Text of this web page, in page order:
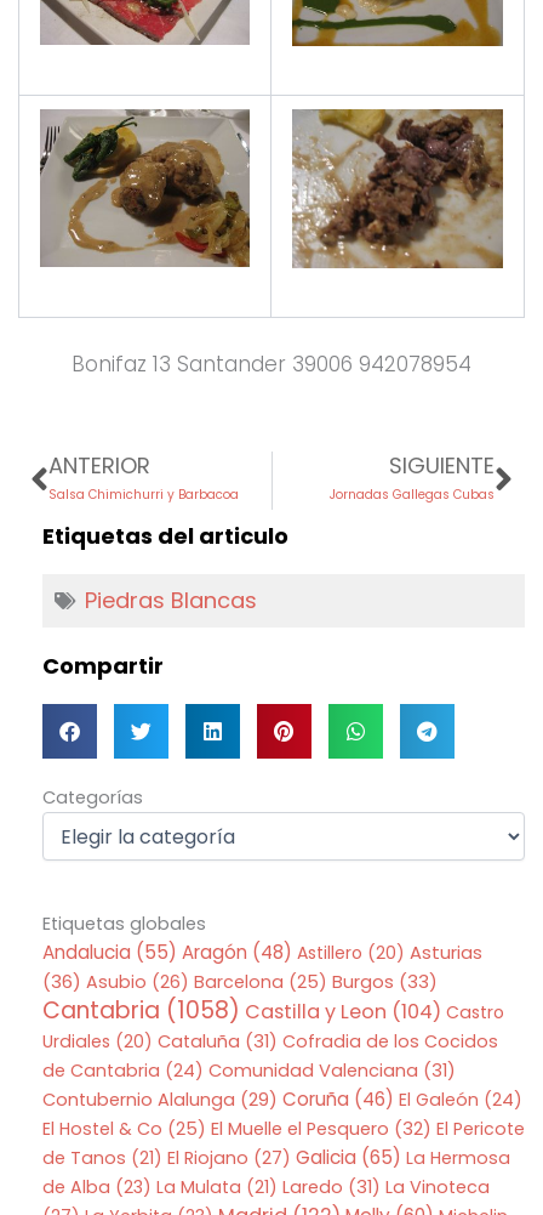
Bonifaz 13 Santander 39006 942078954
Prev
ANTERIOR
Salsa Chimichurri y Barbacoa
SIGUIENTE
Jornadas Gallegas Cubas
Etiquetas del articulo
Piedras Blancas
Compartir
Categorías
Categorías
Etiquetas globales
Andalucia (55) Aragón (48) Astillero (20) Asturias
(36) Asubio (26) Barcelona (25) Burgos (33)
Cantabria (1058) Castilla y Leon (104) Castro
Urdiales (20) Cataluña (31) Cofradia de los Cocidos
de Cantabria (24) Comunidad Valenciana (31)
Contubernio Alalunga (29) Coruña (46) El Galeón (24)
El Hostel & Co (25) El Muelle el Pesquero (32) El Pericote
de Tanos (21) El Riojano (27) Galicia (65) La Hermosa
de Alba (23) La Mulata (21) Laredo (31) La Vinoteca